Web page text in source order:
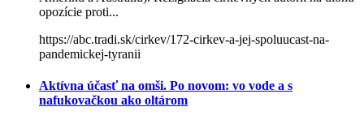
opozície proti...
https://abc.tradi.sk/cirkev/172-cirkev-a-jej-spoluucast-na-
pandemickej-tyranii
Aktívna účasť na omši. Po novom: vo vode a s
nafukovačkou ako oltárom